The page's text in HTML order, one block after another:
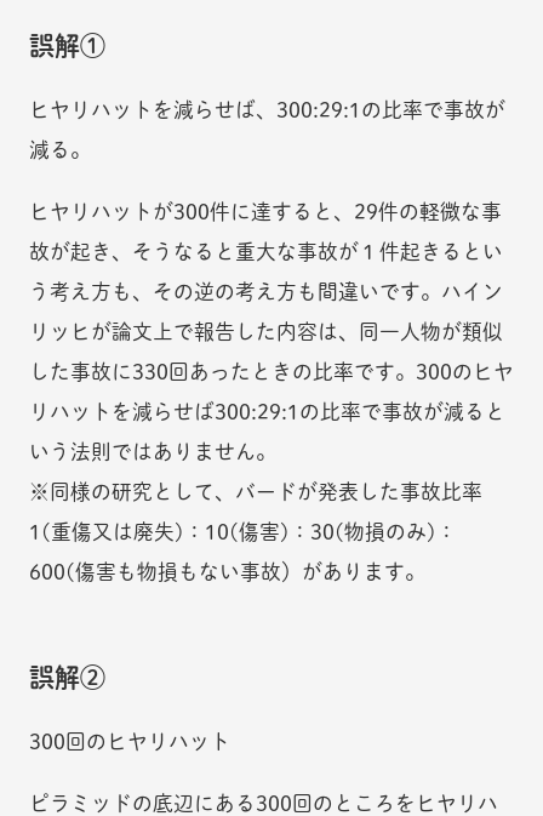
誤解①
ヒヤリハットを減らせば、300:29:1の比率で事故が
減る。
ヒヤリハットが300件に達すると、29件の軽微な事
故が起き、そうなると重大な事故が１件起きるとい
う考え方も、その逆の考え方も間違いです。ハイン
リッヒが論文上で報告した内容は、同一人物が類似
した事故に330回あったときの比率です。300のヒヤ
リハットを減らせば300:29:1の比率で事故が減ると
いう法則ではありません。
※同様の研究として、バードが発表した事故比率
1(重傷又は廃失)：10(傷害)：30(物損のみ)：
600(傷害も物損もない事故）があります。
誤解②
300回のヒヤリハット
ピラミッドの底辺にある300回のところをヒヤリハ